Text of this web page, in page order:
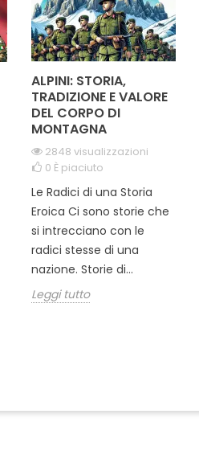
ALPINI: STORIA,
TRADIZIONE E VALORE
DEL CORPO DI
MONTAGNA
2848 visualizzazioni
0 È piaciuto
Le Radici di una Storia
Eroica Ci sono storie che
si intrecciano con le
radici stesse di una
nazione. Storie di...
Leggi tutto